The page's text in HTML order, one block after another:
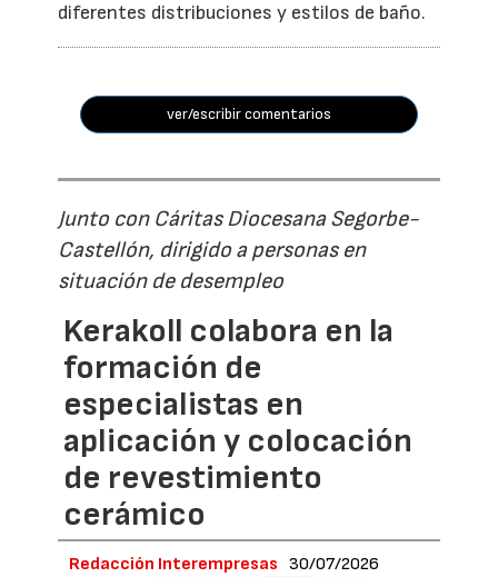
diferentes distribuciones y estilos de baño.
ver/escribir comentarios
Junto con Cáritas Diocesana Segorbe-
Castellón, dirigido a personas en
situación de desempleo
Kerakoll colabora en la
formación de
especialistas en
aplicación y colocación
de revestimiento
cerámico
Redacción Interempresas 30/07/2026